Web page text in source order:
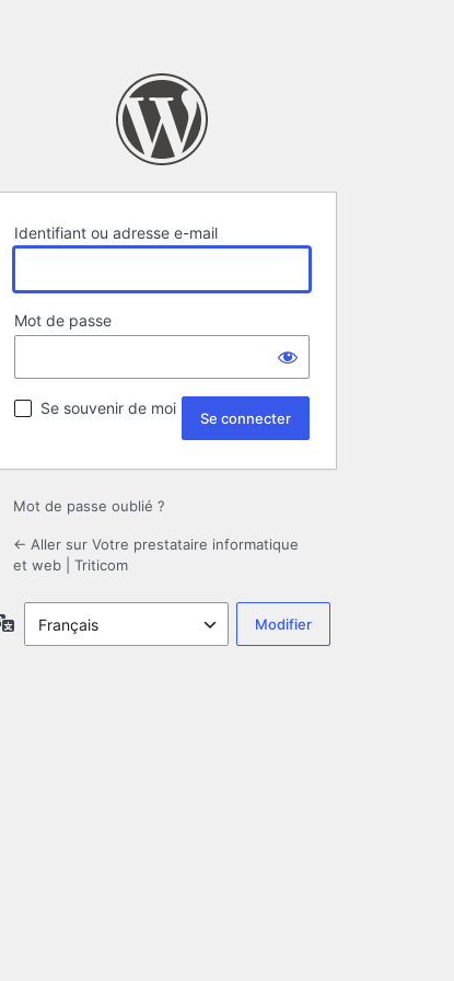
Identifiant ou adresse e-mail
Mot de passe
Se souvenir de moi
Mot de passe oublié ?
← Aller sur Votre prestataire informatique
et web | Triticom
Langue